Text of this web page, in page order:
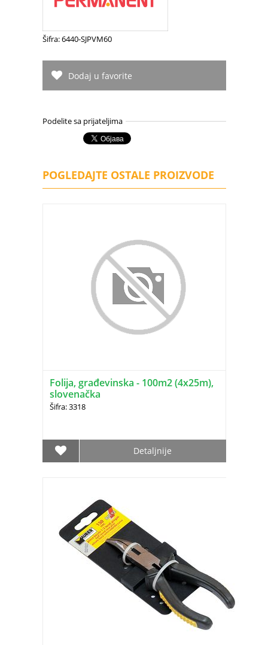
Šifra: 6440-SJPVM60
Dodaj u favorite
Podelite sa prijateljima
POGLEDAJTE OSTALE PROIZVODE
Folija, građevinska - 100m2 (4x25m),
slovenačka
Šifra: 3318
Detaljnije